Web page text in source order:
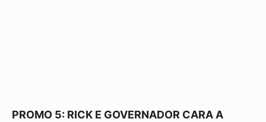
PROMO 5: RICK E GOVERNADOR CARA A